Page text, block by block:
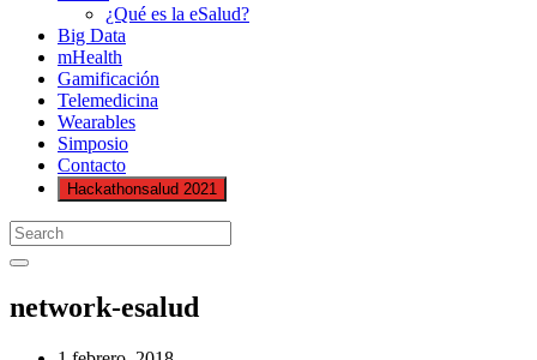
¿Qué es la eSalud?
Big Data
mHealth
Gamificación
Telemedicina
Wearables
Simposio
Contacto
Hackathonsalud 2021
network-esalud